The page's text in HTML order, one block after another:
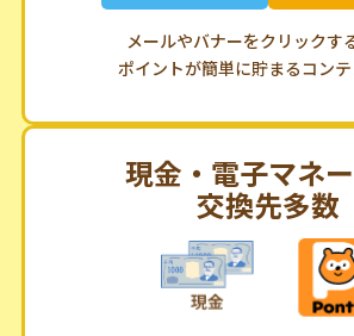
メールやバナーをクリックす
ポイントが簡単に貯まるコンテ
現金・電子マネ
交換先多数